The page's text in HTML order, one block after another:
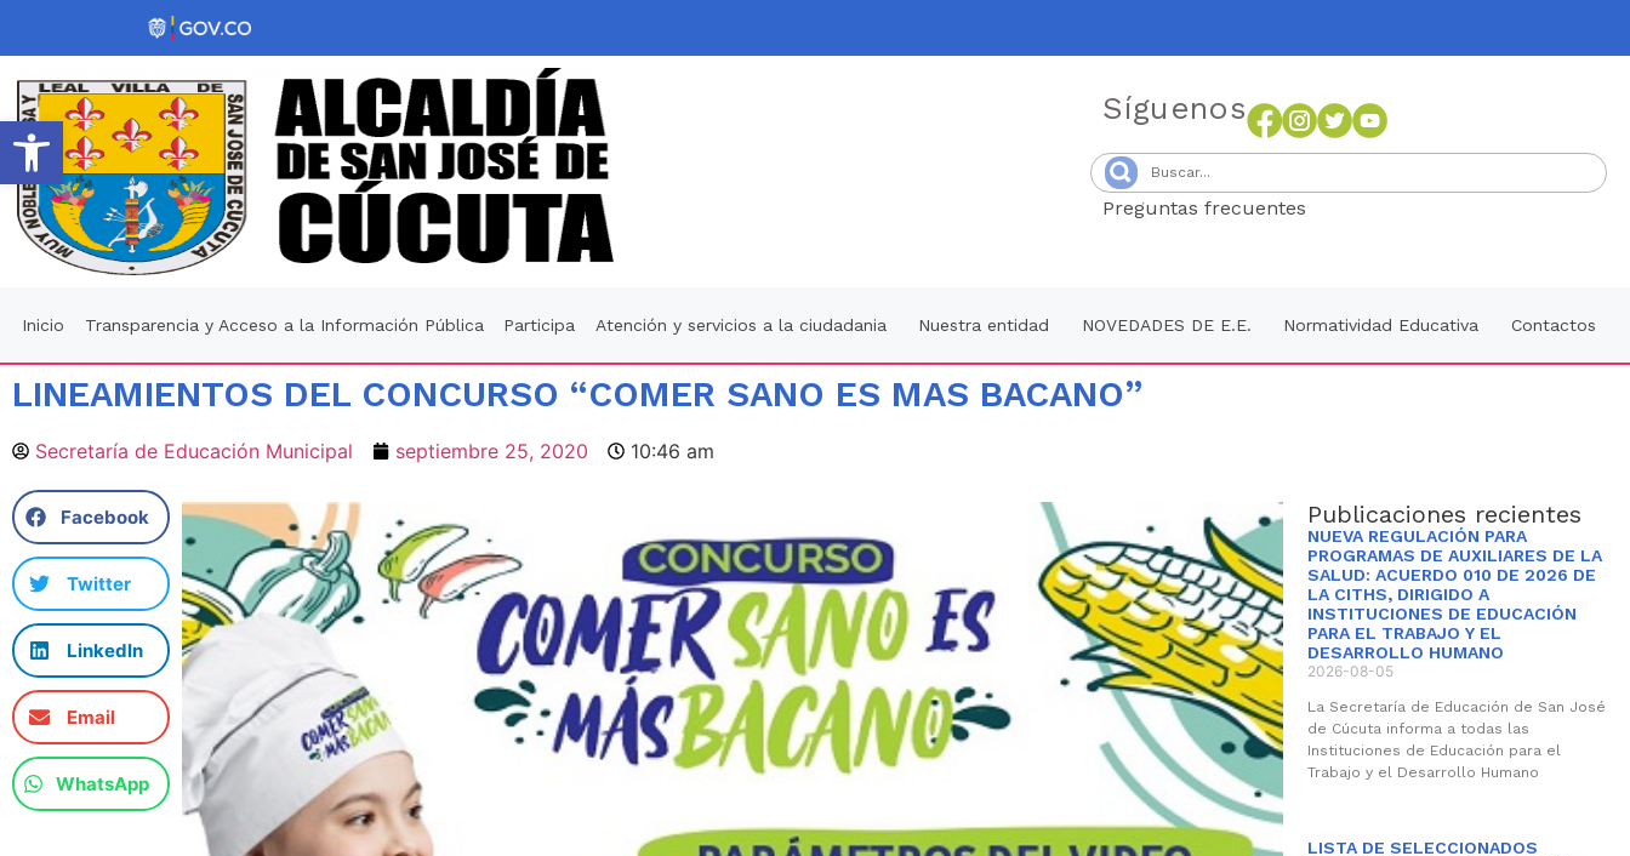
Abrir barra de herramientas
Síguenos
Preguntas frecuentes
Inicio Transparencia y Acceso a la Información Pública Participa Atención y servicios a la ciudadania Nuestra entidad NOVEDADES DE E.E. Normatividad Educativa Contactos
LINEAMIENTOS DEL CONCURSO “COMER SANO ES MAS BACANO”
Secretaría de Educación Municipal septiembre 25, 2020 10:46 am
Facebook
Twitter
LinkedIn
Email
WhatsApp
Publicaciones recientes
NUEVA REGULACIÓN PARA
PROGRAMAS DE AUXILIARES DE LA
SALUD: ACUERDO 010 DE 2026 DE
LA CITHS, DIRIGIDO A
INSTITUCIONES DE EDUCACIÓN
PARA EL TRABAJO Y EL
DESARROLLO HUMANO
2026-08-05
La Secretaría de Educación de San José
de Cúcuta informa a todas las
Instituciones de Educación para el
Trabajo y el Desarrollo Humano
LISTA DE SELECCIONADOS